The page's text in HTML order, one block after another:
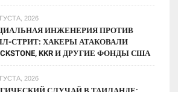
2026
ИНЖЕНЕРИЯ ПРОТИВ
СТРИТ: ХАКЕРЫ АТАКОВАЛИ
KKR И ДРУГИЕ ФОНДЫ США
2026